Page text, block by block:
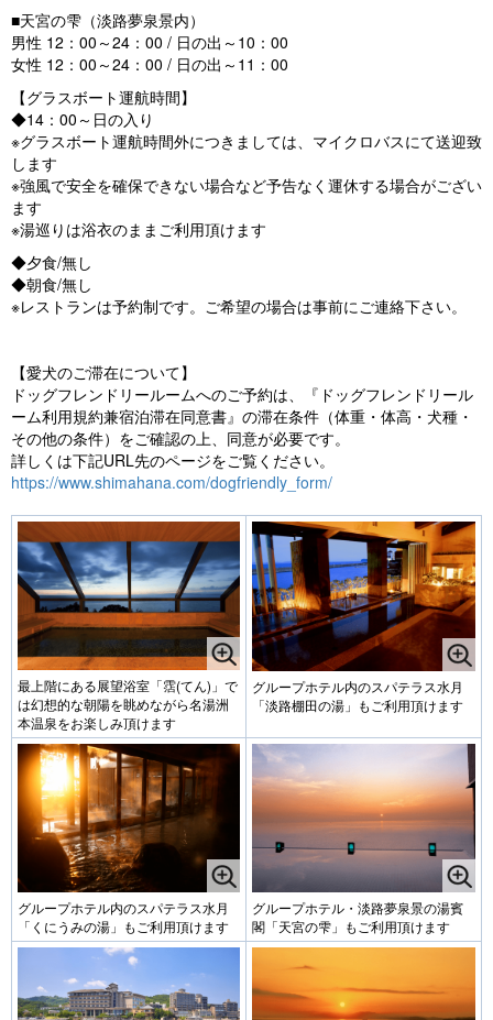
■天宮の雫（淡路夢泉景内）
男性 12：00～24：00 / 日の出～10：00
女性 12：00～24：00 / 日の出～11：00
【グラスボート運航時間】
◆14：00～日の入り
※グラスボート運航時間外につきましては、マイクロバスにて送迎致
します
※強風で安全を確保できない場合など予告なく運休する場合がござい
ます
※湯巡りは浴衣のままご利用頂けます
◆夕食/無し
◆朝食/無し
※レストランは予約制です。ご希望の場合は事前にご連絡下さい。
【愛犬のご滞在について】
ドッグフレンドリールームへのご予約は、『ドッグフレンドリール
ーム利用規約兼宿泊滞在同意書』の滞在条件（体重・体高・犬種・
その他の条件）をご確認の上、同意が必要です。
詳しくは下記URL先のページをご覧ください。
https://www.shimahana.com/dogfriendly_form/
最上階にある展望浴室「霑(てん)」で
は幻想的な朝陽を眺めながら名湯洲
本温泉をお楽しみ頂けます
グループホテル内のスパテラス水月
「淡路棚田の湯」もご利用頂けます
グループホテル内のスパテラス水月
「くにうみの湯」もご利用頂けます
グループホテル・淡路夢泉景の湯賓
閣「天宮の雫」もご利用頂けます